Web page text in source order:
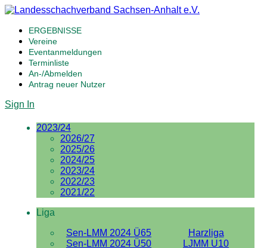
ERGEBNISSE
Vereine
Eventanmeldungen
Terminliste
An-/Abmelden
Antrag neuer Nutzer
Sign In
2023/24
2026/27
2025/26
2024/25
2023/24
2022/23
2021/22
Liga
Sen-LMM 2024 Ü65
Harzliga
Sen-LMM 2024 Ü50
LJMM U10